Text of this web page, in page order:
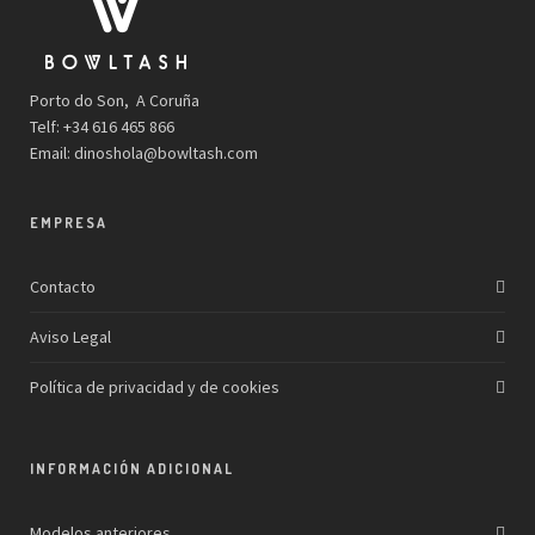
Porto do Son, A Coruña
Telf: +34 616 465 866
Email: dinoshola@bowltash.com
EMPRESA
Contacto
Aviso Legal
Política de privacidad y de cookies
INFORMACIÓN ADICIONAL